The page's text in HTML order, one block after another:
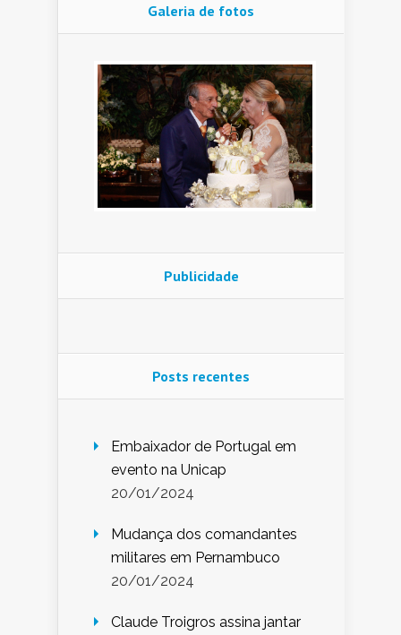
Galeria de fotos
Publicidade
Posts recentes
Embaixador de Portugal em
evento na Unicap
20/01/2024
Mudança dos comandantes
militares em Pernambuco
20/01/2024
Claude Troigros assina jantar